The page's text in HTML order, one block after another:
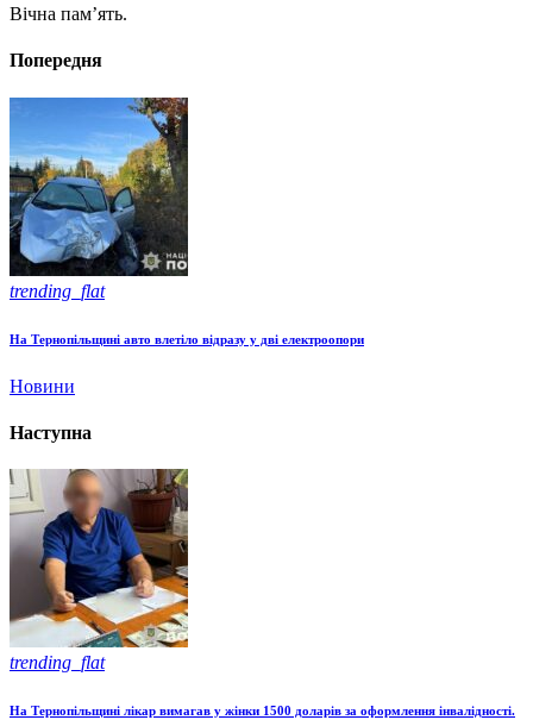
Вічна пам’ять.
Попередня
trending_flat
На Тернопільщині авто влетіло відразу у дві електроопори
Новини
Наступна
trending_flat
На Тернопільщині лікар вимагав у жінки 1500 доларів за оформлення інвалідності.